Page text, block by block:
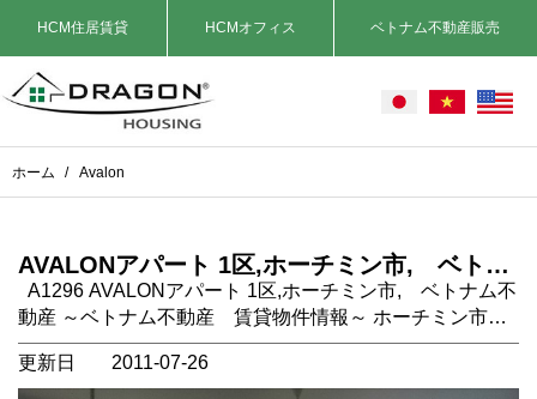
HCM住居賃貸 HCMオフィス ベトナム不動産販売
ホーム / Avalon
更新日 2011-07-26
AVALONアパート 1区,ホーチミン市, ベトナ
ム不動産
動産 ～ベトナム不動産 賃貸物件情報～ ホーチミン市の
アパートメント賃貸は弊社にお任せください！ 場所：ホ
ーチミン市1区 タイプ： サービスアパート 2ベッドルー